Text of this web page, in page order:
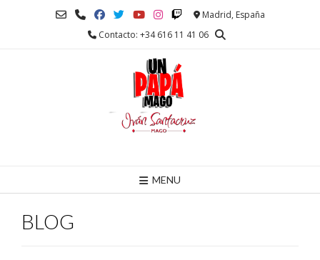
Madrid, España
Contacto: +34 616 11 41 06
MENU
BLOG